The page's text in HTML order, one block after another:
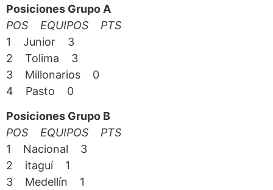
Posiciones Grupo A
POS EQUIPOS PTS
1 Junior 3
2 Tolima 3
3 Millonarios 0
4 Pasto 0
Posiciones Grupo B
POS EQUIPOS PTS
1 Nacional 3
2 itaguí 1
3 Medellín 1